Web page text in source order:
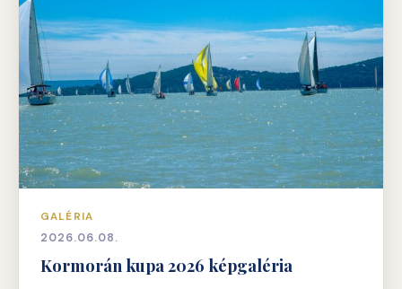
GALÉRIA
2026.06.08.
Kormorán kupa 2026 képgaléria